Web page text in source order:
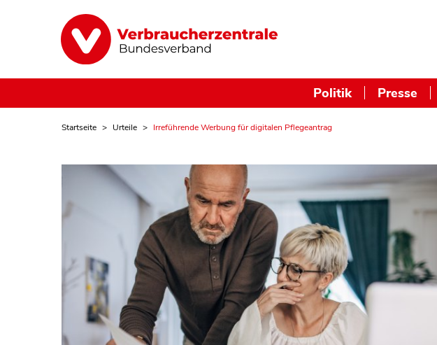
Politik Presse
Startseite Urteile Irreführende Werbung für digitalen Pflegeantrag